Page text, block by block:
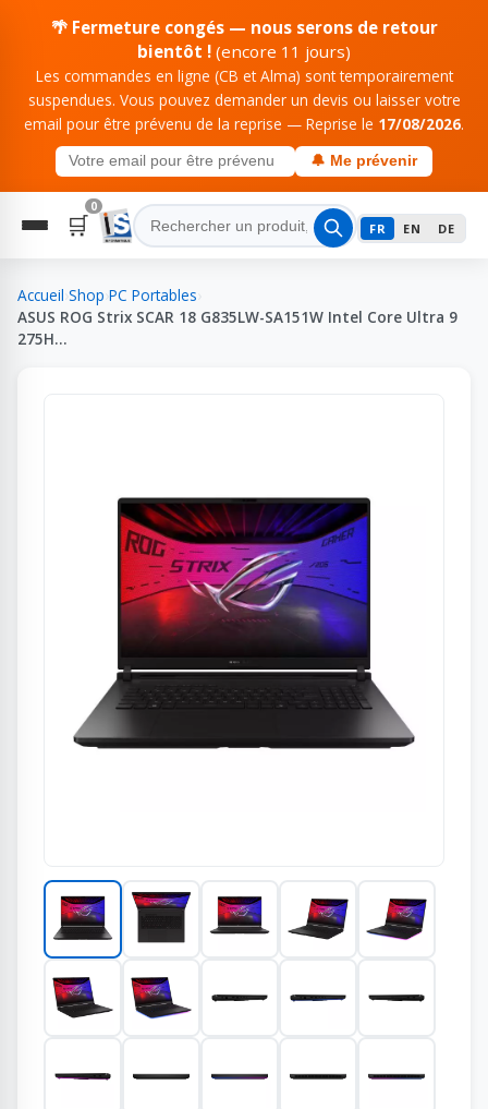
🌴 Fermeture congés — nous serons de retour
bientôt ! (encore 11 jours)
Les commandes en ligne (CB et Alma) sont temporairement
suspendues. Vous pouvez demander un devis ou laisser votre
email pour être prévenu de la reprise — Reprise le 17/08/2026.
🔔 Me prévenir
🛒
0
FR EN DE
Accueil Shop PC Portables
ASUS ROG Strix SCAR 18 G835LW-SA151W Intel Core Ultra 9
275H…